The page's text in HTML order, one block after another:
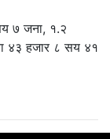
७ जना, १.२
४३ हजार ८ सय ४१